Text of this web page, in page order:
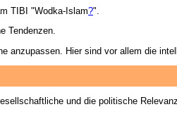
TIBI "Wodka-Islam?".
Tendenzen.
Hier sind vor allem die
und die politische